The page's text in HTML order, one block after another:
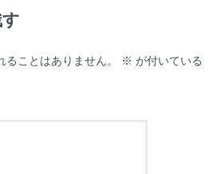
ことはありません。 ※ が付いている